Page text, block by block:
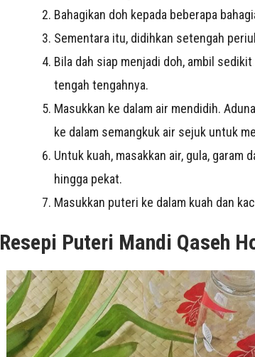
Bahagikan doh kepada beberapa
Sementara itu, didihkan setengah
Bila dah siap menjadi doh, ambil
tengah tengahnya.
Masukkan ke dalam air mendidih.
ke dalam semangkuk air sejuk untuk
Untuk kuah, masakkan air, gula, garam
hingga pekat.
Masukkan puteri ke dalam kuah dan
Resepi Puteri Mandi Qaseh